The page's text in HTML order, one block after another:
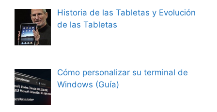
Historia de las Tabletas y Evolución
de las Tabletas
Cómo personalizar su terminal de
Windows (Guía)